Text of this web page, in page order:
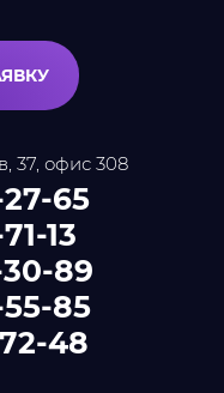
37, офис 308
65
13
89
85
48